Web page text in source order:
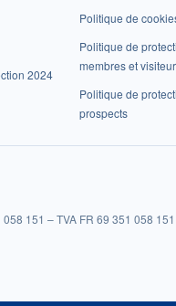
2024
Politique de
Politique de
membres et
Politique de
prospects
151 – TVA FR 69 351 058